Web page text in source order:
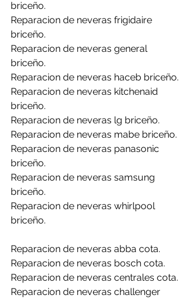
briceño.
Reparacion de neveras frigidaire
briceño.
Reparacion de neveras general
briceño.
Reparacion de neveras haceb briceño.
Reparacion de neveras kitchenaid
briceño.
Reparacion de neveras lg briceño.
Reparacion de neveras mabe briceño.
Reparacion de neveras panasonic
briceño.
Reparacion de neveras samsung
briceño.
Reparacion de neveras whirlpool
briceño.
Reparacion de neveras abba cota.
Reparacion de neveras bosch cota.
Reparacion de neveras centrales cota.
Reparacion de neveras challenger